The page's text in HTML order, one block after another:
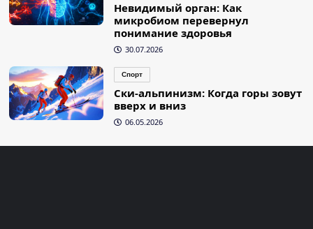
Невидимый орган: Как
микробиом перевернул
понимание здоровья
30.07.2026
Спорт
Ски-альпинизм: Когда горы зовут
вверх и вниз
06.05.2026